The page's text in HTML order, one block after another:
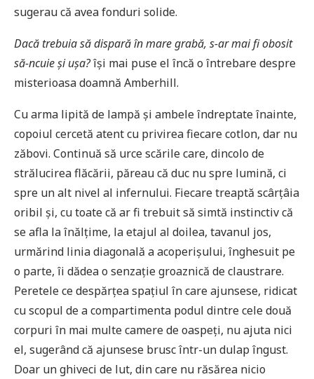
sugerau că avea fonduri solide.
Dacă trebuia să dispară în mare grabă, s-ar mai fi obosit
să-ncuie și ușa?își mai puse el încă o întrebare despre
misterioasa doamnă Amberhill.
Cu arma lipită de lampă și ambele îndreptate înainte,
copoiul cercetă atent cu privirea fiecare cotlon, dar nu
zăbovi. Continuă să urce scările care, dincolo de
strălucirea flăcării, păreau că duc nu spre lumină, ci
spre un alt nivel al infernului. Fiecare treaptă scârțâia
oribil și, cu toate că ar fi trebuit să simtă instinctiv că
se afla la înălțime, la etajul al doilea, tavanul jos,
urmărind linia diagonală a acoperișului, înghesuit pe
o parte, îi dădea o senzație groaznică de claustrare.
Peretele ce despărțea spațiul în care ajunsese, ridicat
cu scopul de a compartimenta podul dintre cele două
corpuri în mai multe camere de oaspeți, nu ajuta nici
el, sugerând că ajunsese brusc într-un dulap îngust.
Doar un ghiveci de lut, din care nu răsărea nicio